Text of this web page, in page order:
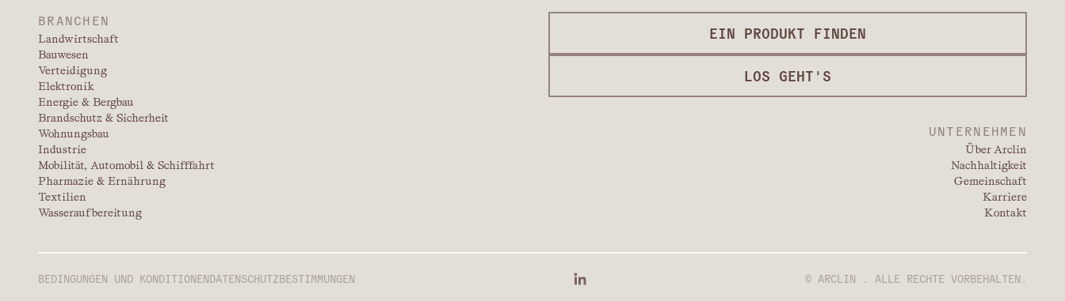
BRANCHEN
Landwirtschaft
Bauwesen
Verteidigung
Elektronik
Energie & Bergbau
Brandschutz & Sicherheit
Wohnungsbau
Industrie
Mobilität, Automobil & Schifffahrt
Pharmazie & Ernährung
Textilien
Wasseraufbereitung
EIN PRODUKT FINDEN
LOS GEHT'S
UNTERNEHMEN
Über Arclin
Nachhaltigkeit
Gemeinschaft
Karriere
Kontakt
BEDINGUNGEN UND KONDITIONENDATENSCHUTZBESTIMMUNGEN © ARCLIN . ALLE RECHTE VORBEHALTEN.